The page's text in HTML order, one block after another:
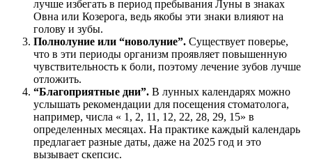
лучше избегать в период пребывания Луны в знаках
Овна или Козерога, ведь якобы эти знаки влияют на
голову и зубы.
Полнолуние или “новолуние”. Существует поверье,
что в эти периоды организм проявляет повышенную
чувствительность к боли, поэтому лечение зубов лучше
отложить.
“Благоприятные дни”. В лунных календарях можно
услышать рекомендации для посещения стоматолога,
например, числа « 1, 2, 11, 12, 22, 28, 29, 15» в
определенных месяцах. На практике каждый календарь
предлагает разные даты, даже на 2025 год и это
вызывает скепсис.